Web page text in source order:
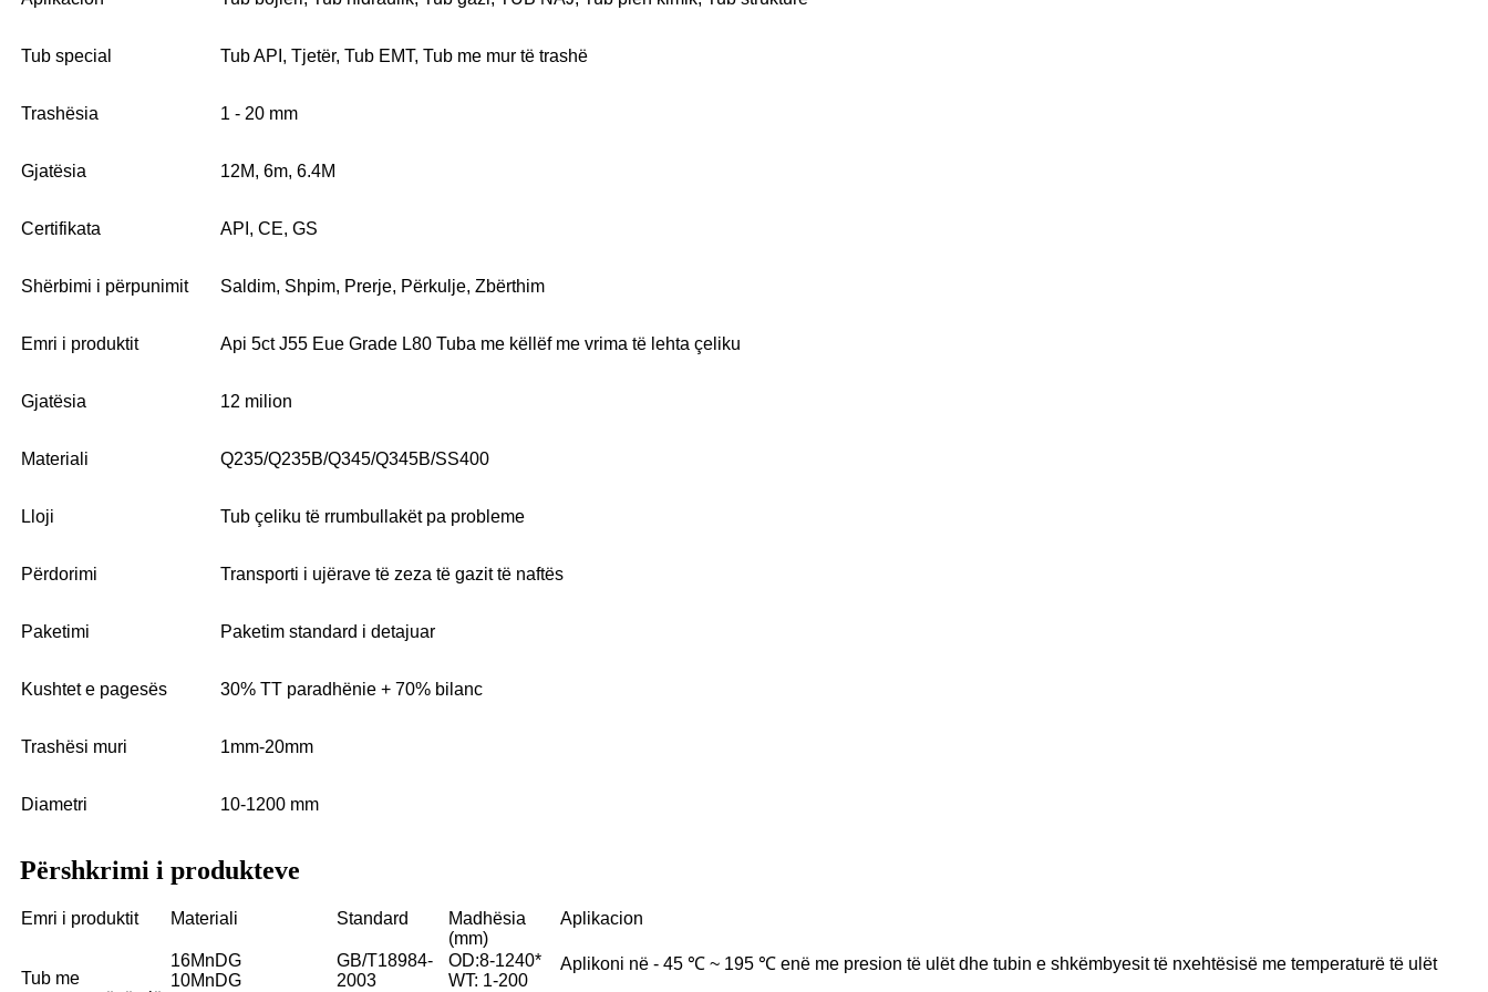
Tub special Tub API, Tjetër, Tub EMT, Tub me mur të trashë
Trashësia 1 - 20 mm
Gjatësia 12M, 6m, 6.4M
Certifikata API, CE, GS
Shërbimi i përpunimit Saldim, Shpim, Prerje, Përkulje, Zbërthim
Emri i produktit Api 5ct J55 Eue Grade L80 Tuba me këllëf me vrima të lehta çeliku
Gjatësia 12 milion
Materiali Q235/Q235B/Q345/Q345B/SS400
Lloji Tub çeliku të rrumbullakët pa probleme
Përdorimi Transporti i ujërave të zeza të gazit të naftës
Paketimi Paketim standard i detajuar
Kushtet e pagesës 30% TT paradhënie + 70% bilanc
Trashësi muri 1mm-20mm
Diametri 10-1200 mm
Përshkrimi i produkteve
Emri i produktit Materiali Standard
Madhësia
(mm)
Aplikacion
Tub me
16MnDG
10MnDG
GB/T18984-
2003
OD:8-1240*
WT: 1-200
Aplikoni në - 45 ℃ ~ 195 ℃ enë me presion të ulët dhe tubin e shkëmbyesit të nxehtësisë me temperaturë të ulët